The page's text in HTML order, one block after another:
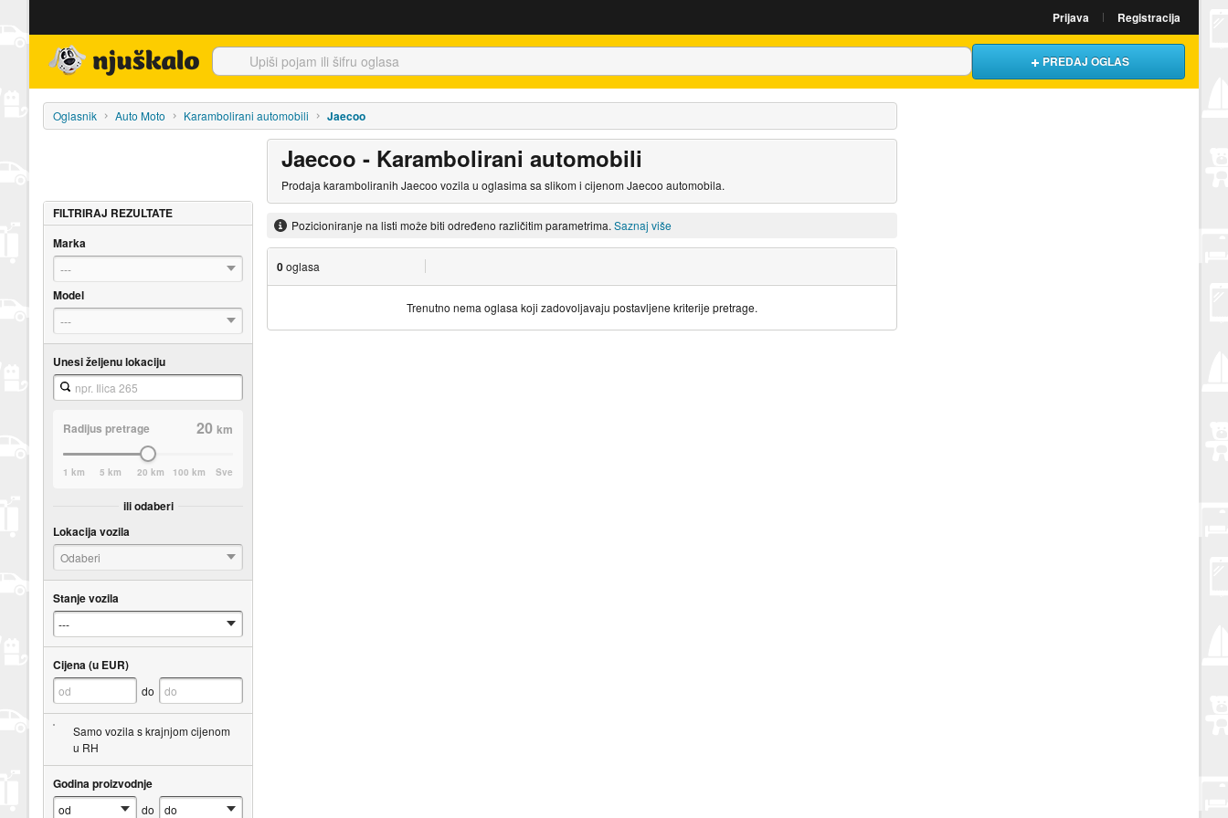
Prijava Registracija
PREDAJ OGLAS
Oglasnik Auto Moto Karambolirani automobili Jaecoo
Jaecoo - Karambolirani automobili
Prodaja karamboliranih Jaecoo vozila u oglasima sa slikom i cijenom Jaecoo automobila.
Pozicioniranje na listi može biti određeno različitim parametrima. Saznaj više
0oglasa
Trenutno nema oglasa koji zadovoljavaju postavljene kriterije pretrage.
FILTRIRAJ REZULTATE
Marka
---
Model
---
Unesi željenu lokaciju
Radijus pretrage 20km
1 km 5 km 20 km 100 km Sve
ili odaberi
Lokacija vozila
Odaberi
Stanje vozila
Cijena (u EUR)
do
Samo vozila s krajnjom cijenom
u RH
Godina proizvodnje
do